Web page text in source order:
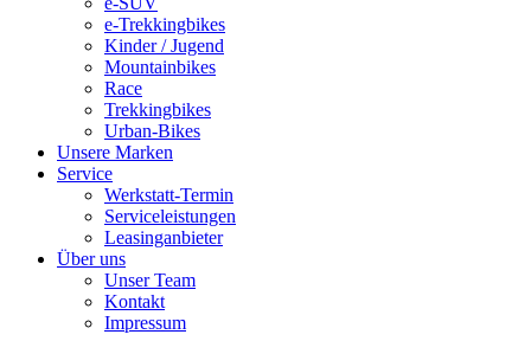
e-Trekkingbikes
Kinder / Jugend
Mountainbikes
Race
Trekkingbikes
Urban-Bikes
Unsere Marken
Service
Werkstatt-Termin
Serviceleistungen
Leasinganbieter
Über uns
Unser Team
Kontakt
Impressum